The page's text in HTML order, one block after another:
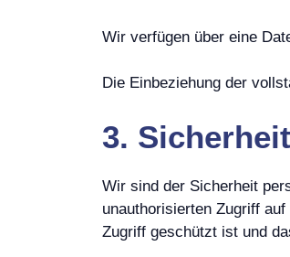
Wir verfügen über eine
Die Einbeziehung der
3. Sicherheit
Wir sind der Sicherheit
unauthorisierten Zugriff
Zugriff geschützt ist und